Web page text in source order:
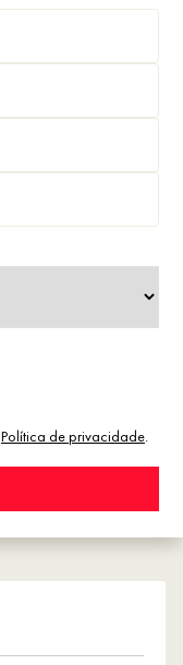
Política de privacidade.